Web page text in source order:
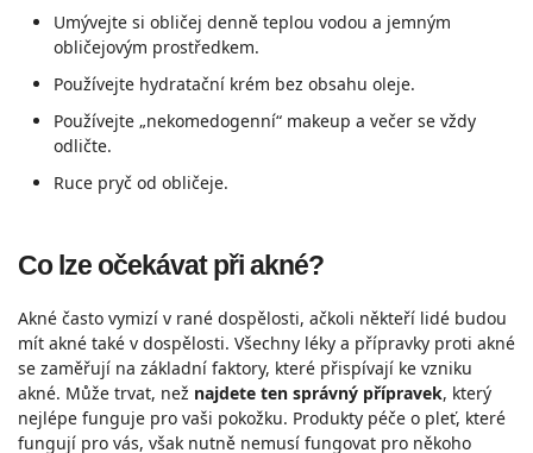
Umývejte si obličej denně teplou vodou a jemným
obličejovým prostředkem.
Používejte hydratační krém bez obsahu oleje.
Používejte „nekomedogenní“ makeup a večer se vždy
odličte.
Ruce pryč od obličeje.
Co lze očekávat při akné?
Akné často vymizí v rané dospělosti, ačkoli někteří lidé budou
mít akné také v dospělosti. Všechny léky a přípravky proti akné
se zaměřují na základní faktory, které přispívají ke vzniku
akné. Může trvat, než najdete ten správný přípravek, který
nejlépe funguje pro vaši pokožku. Produkty péče o pleť, které
fungují pro vás, však nutně nemusí fungovat pro někoho